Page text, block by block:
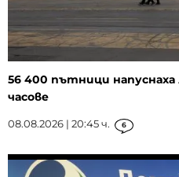
56 400 пътници
часове
08.08.2026 | 20:45 ч. 6